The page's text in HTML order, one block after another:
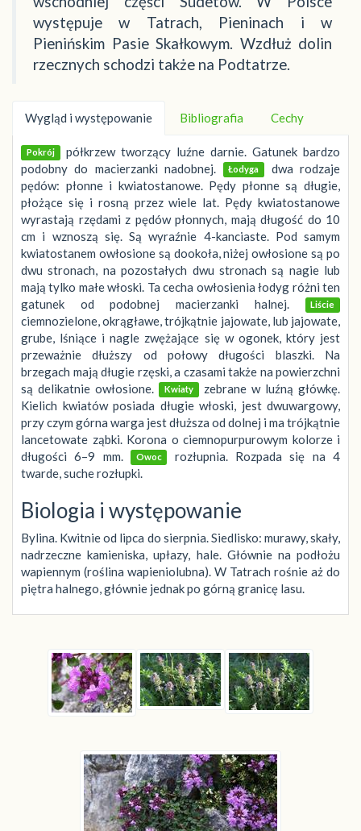
występuje w Tatrach, Pieninach i w
Pienińskim Pasie Skałkowym. Wzdłuż dolin
rzecznych schodzi także na Podtatrze.
Wygląd i występowanie Bibliografia Cechy
Pokrój półkrzew tworzący luźne darnie. Gatunek bardzo
podobny do macierzanki nadobnej.
Łodyga
dwa rodzaje
pędów: płonne i kwiatostanowe. Pędy płonne są długie,
płożące się i rosną przez wiele lat. Pędy kwiatostanowe
wyrastają rzędami z pędów płonnych, mają długość do 10
cm i wznoszą się. Są wyraźnie 4-kanciaste. Pod samym
kwiatostanem owłosione są dookoła, niżej owłosione są po
dwu stronach, na pozostałych dwu stronach są nagie lub
mają tylko małe włoski. Ta cecha owłosienia łodyg różni ten
gatunek od podobnej macierzanki halnej.
Liście
ciemnozielone, okrągławe, trójkątnie jajowate, lub jajowate,
grube, lśniące i nagle zwężające się w ogonek, który jest
przeważnie dłuższy od połowy długości blaszki. Na
brzegach mają długie rzęski, a czasami także na powierzchni
są delikatnie owłosione.
Kwiaty zebrane w luźną główkę.
Kielich kwiatów posiada długie włoski, jest dwuwargowy,
przy czym górna warga jest dłuższa od dolnej i ma trójkątnie
lancetowate ząbki. Korona o ciemnopurpurowym kolorze i
długości 6–9 mm.
Owoc
rozłupnia. Rozpada się na 4
twarde, suche rozłupki.
Biologia i występowanie
Bylina. Kwitnie od lipca do sierpnia. Siedlisko: murawy, skały,
nadrzeczne kamieniska, upłazy, hale. Głównie na podłożu
wapiennym (roślina wapieniolubna). W Tatrach rośnie aż do
piętra halnego, głównie jednak po górną granicę lasu.